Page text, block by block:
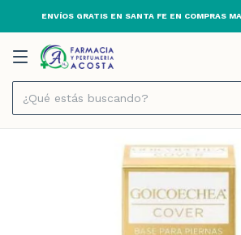
ENVÍOS GRATIS EN SANTA FE EN COMPRAS